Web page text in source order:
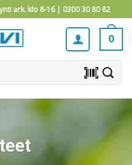
ark. klo 8-16 | 0300 30 80 82
0
barcode_scanner